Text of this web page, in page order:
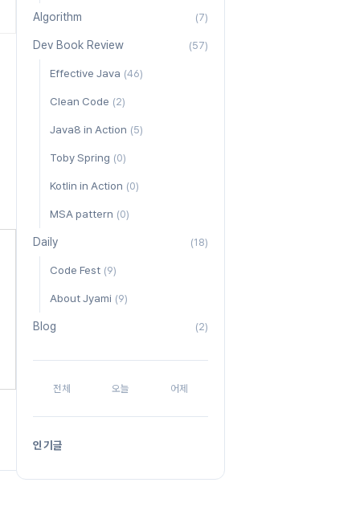
Algorithm (7)
Dev Book Review (57)
Effective Java (46)
Clean Code (2)
Java8 in Action (5)
Toby Spring (0)
Kotlin in Action (0)
MSA pattern (0)
Daily (18)
Code Fest (9)
About Jyami (9)
Blog (2)
전체 오늘 어제